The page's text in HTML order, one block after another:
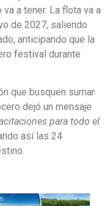
a tener. La flota va a
de 2027, saliendo
anticipando que la
festival durante
que busquen sumar
dejó un mensaje
para todo el
así las 24